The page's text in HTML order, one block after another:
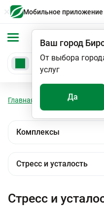
Мобильное приложение
Ваш город
От выбора
услуг
Да
Главная Анализы
Стресс и